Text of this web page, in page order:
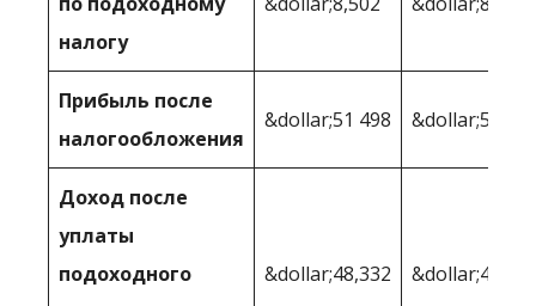
налогу
Прибыль после
налогообложения
&dollar;51 498 &dollar;51
Доход после
уплаты
подоходного
&dollar;48,332